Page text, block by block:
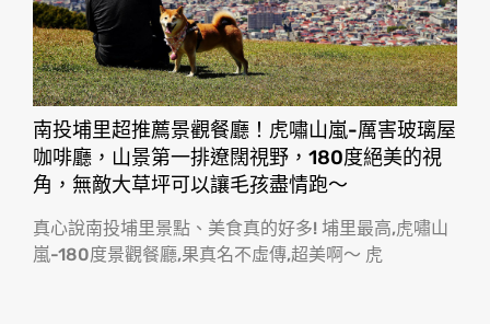
南投埔里超推薦景觀餐廳！虎嘯山嵐-厲害玻璃屋
咖啡廳，山景第一排遼闊視野，180度絕美的視
角，無敵大草坪可以讓毛孩盡情跑〜
真心說南投埔里景點、美食真的好多! 埔里最高,虎嘯山
嵐-180度景觀餐廳,果真名不虛傳,超美啊〜 虎